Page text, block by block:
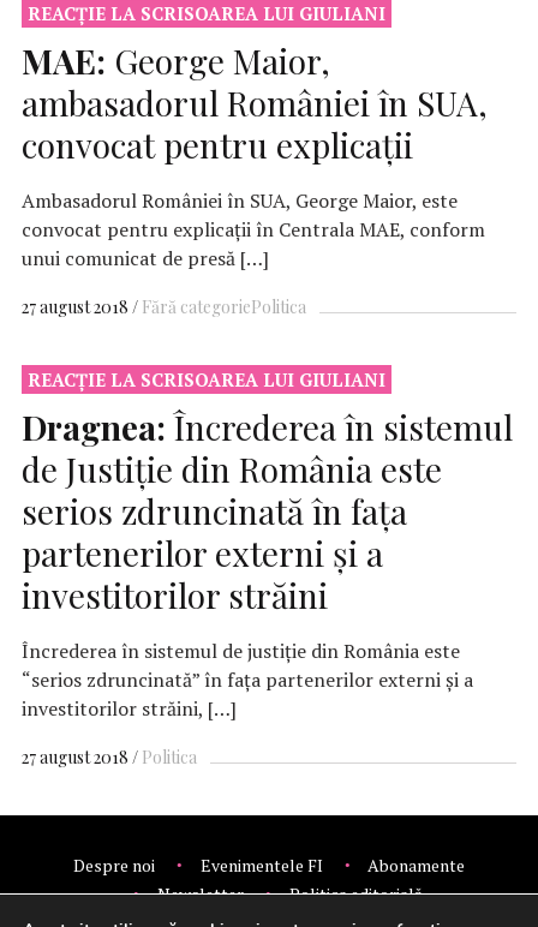
REACŢIE LA SCRISOAREA LUI GIULIANI
MAE: George Maior,
ambasadorul României în SUA,
convocat pentru explicaţii
Ambasadorul României în SUA, George Maior, este
convocat pentru explicaţii în Centrala MAE, conform
unui comunicat de presă […]
27 august 2018 Fără categoriePolitica
REACŢIE LA SCRISOAREA LUI GIULIANI
Dragnea:Încrederea în sistemul
de Justiţie din România este
serios zdruncinată în faţa
partenerilor externi şi a
investitorilor străini
Încrederea în sistemul de justiţie din România este
“serios zdruncinată” în faţa partenerilor externi şi a
investitorilor străini, […]
27 august 2018 Politica
Despre noi Evenimentele FI
Abonamente
Newsletter
Politica editorială